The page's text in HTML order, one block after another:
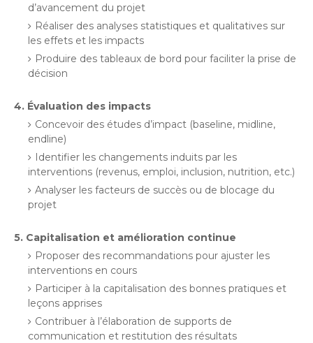
d’avancement du projet
Réaliser des analyses statistiques et qualitatives sur
les effets et les impacts
Produire des tableaux de bord pour faciliter la prise de
décision
4. Évaluation des impacts
Concevoir des études d’impact (baseline, midline,
endline)
Identifier les changements induits par les
interventions (revenus, emploi, inclusion, nutrition, etc.)
Analyser les facteurs de succès ou de blocage du
projet
5. Capitalisation et amélioration continue
Proposer des recommandations pour ajuster les
interventions en cours
Participer à la capitalisation des bonnes pratiques et
leçons apprises
Contribuer à l’élaboration de supports de
communication et restitution des résultats